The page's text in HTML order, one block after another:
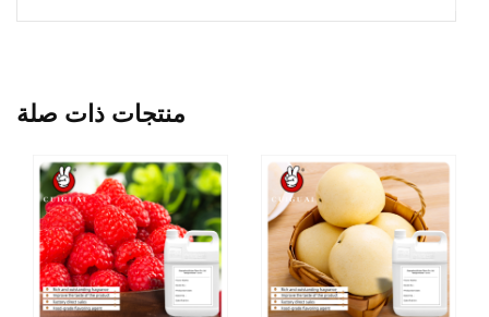
منتجات ذات صلة